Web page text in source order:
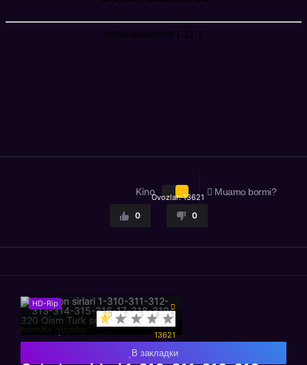
Kino Muamo bormi?
0 0
Ovozlar:13621
HD-Rip
20
1 2 3 4 5
13621
В закладки